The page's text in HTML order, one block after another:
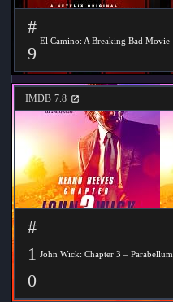
#
9
El Camino: A Breaking Bad Movie
IMDB 7.8
#
1
0
John Wick: Chapter 3 – Parabellum